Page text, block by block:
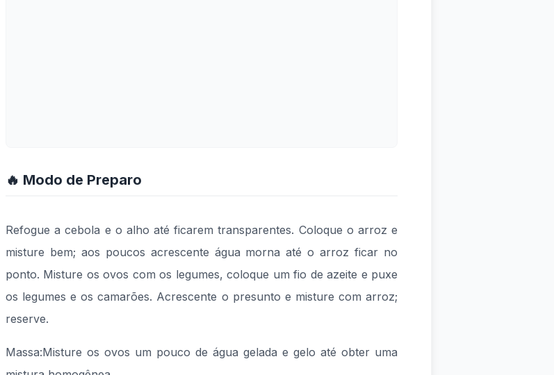
🔥 Modo de Preparo
Refogue a cebola e o alho até ficarem transparentes. Coloque o arroz e
misture bem; aos poucos acrescente água morna até o arroz ficar no
ponto. Misture os ovos com os legumes, coloque um fio de azeite e puxe
os legumes e os camarões. Acrescente o presunto e misture com arroz;
reserve.
Massa:Misture os ovos um pouco de água gelada e gelo até obter uma